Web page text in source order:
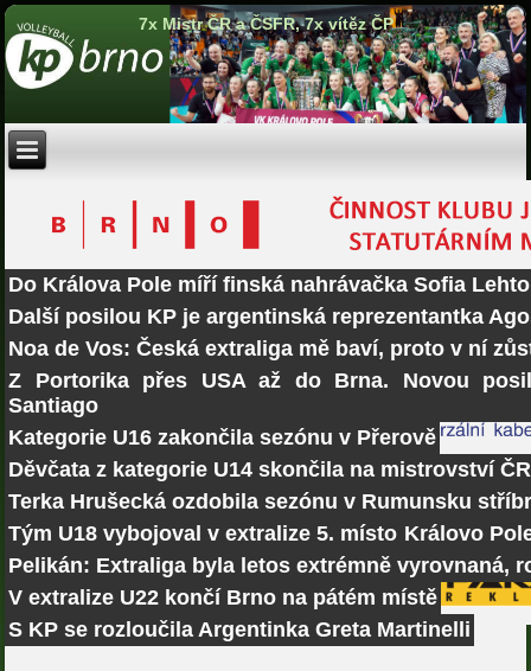
7x Mistr ČR a ČSFR, 7x vítěz ČP
Do Králova Pole míří finská nahrávačka Sofia Lehto
Další posilou KP je argentinská reprezentantka
Noa de Vos: Česká extraliga mě baví, proto v ní
Z Portorika přes USA až do Brna. Novou
Santiago
Kategorie U16 zakončila sezónu v Přerově
Děvčata z kategorie U14 skončila na mistrovství
Terka Hrušecká ozdobila sezónu v Rumunsku
Tým U18 vybojoval v extralize 5. místo Královo
Pelikán: Extraliga byla letos extrémně vyrovnaná,
V extralize U22 končí Brno na pátém místě
S KP se rozloučila Argentinka Greta Martinelli